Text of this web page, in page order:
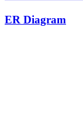
ER Diagram